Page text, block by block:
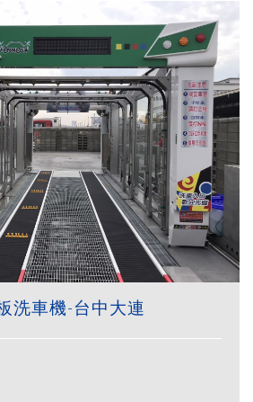
洗車機-台中大連